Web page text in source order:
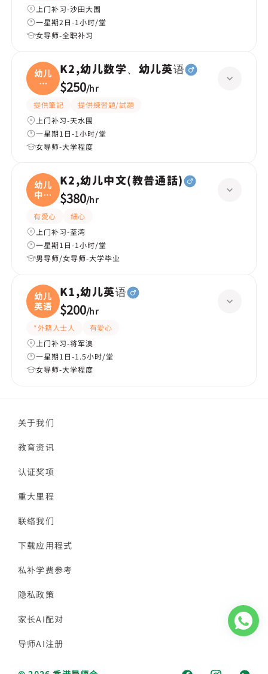
上门补习-沙田大围
一星期2日-1小时/堂
女导师-全职补习
幼儿
数
学、
K2,幼儿数学、幼儿英语
$250/hr
提供筆記
提供練習題/試題
上门补习-天水围
一星期1日-1小时/堂
女导师-大学程度
幼儿
中文
(
K2,幼儿中文(教普通話)
$380/hr
有愛心
細心
上门补习-荃湾
一星期1日-1小时/堂
男导师/女导师-大学毕业
幼儿
英语
K1,幼儿英语
$200/hr
*外籍人士人
有愛心
上门补习-将军澳
一星期1日-1.5小时/堂
女导师-大学程度
关于我们
教育资讯
认证奖项
重大里程
联络我们
下载应用程式
私补学费参考
隐私政策
家长AI配对
导师AI注册